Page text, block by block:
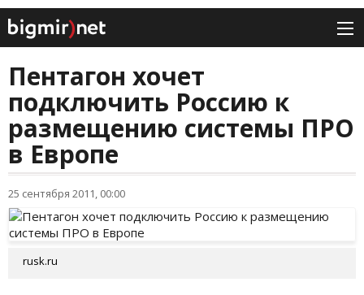
Пентагон хочет
подключить Россию к
размещению системы ПРО
в Европе
25 сентября 2011, 00:00
rusk.ru